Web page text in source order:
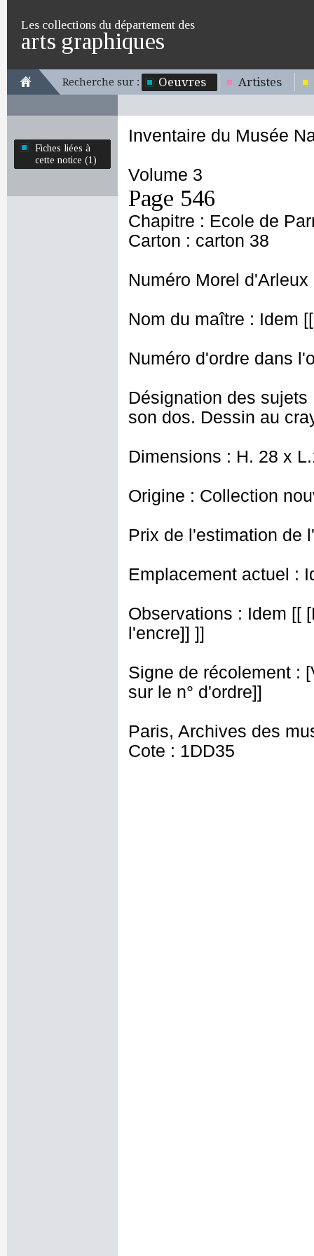
Les collections du département des
arts graphiques
Recherche sur : Oeuvres Artistes
Fiches liées à
cette notice (1)
Inventaire du Musée
Volume 3
Page 546
Chapitre : Ecole de
Carton : carton 38
Numéro Morel d'Arleux
Nom du maître : Idem
Numéro d'ordre dans
Désignation des
son dos. Dessin au
Dimensions : H. 28 x
Origine : Collection
Prix de l'estimation de
Emplacement actuel :
Observations : Idem [[
l'encre]] ]]
Signe de récolement :
sur le n° d'ordre]]
Paris, Archives des
Cote : 1DD35